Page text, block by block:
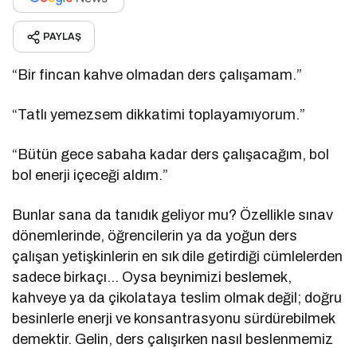
PAYLAŞ
“Bir fincan kahve olmadan ders çalışamam.”
“Tatlı yemezsem dikkatimi toplayamıyorum.”
“Bütün gece sabaha kadar ders çalışacağım, bol
bol enerji içeceği aldım.”
Bunlar sana da tanıdık geliyor mu? Özellikle sınav
dönemlerinde, öğrencilerin ya da yoğun ders
çalışan yetişkinlerin en sık dile getirdiği cümlelerden
sadece birkaçı… Oysa beynimizi beslemek,
kahveye ya da çikolataya teslim olmak değil; doğru
besinlerle enerji ve konsantrasyonu sürdürebilmek
demektir. Gelin, ders çalışırken nasıl beslenmemiz